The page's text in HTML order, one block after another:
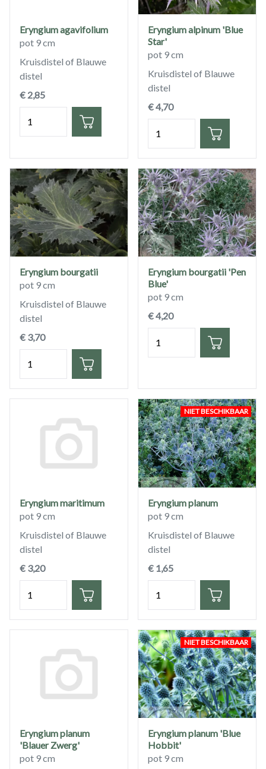
Eryngium agavifolium
pot 9 cm
Kruisdistel of Blauwe
distel
€ 2,85
Eryngium alpinum 'Blue
Star'
pot 9 cm
Kruisdistel of Blauwe
distel
€ 4,70
Eryngium bourgatii
pot 9 cm
Kruisdistel of Blauwe
distel
€ 3,70
Eryngium bourgatii 'Pen
Blue'
pot 9 cm
€ 4,20
Eryngium maritimum
pot 9 cm
Kruisdistel of Blauwe
distel
€ 3,20
Eryngium planum
pot 9 cm
Kruisdistel of Blauwe
distel
€ 1,65
NIET BESCHIKBAAR
Eryngium planum
'Blauer Zwerg'
pot 9 cm
Eryngium planum 'Blue
Hobbit'
pot 9 cm
NIET BESCHIKBAAR